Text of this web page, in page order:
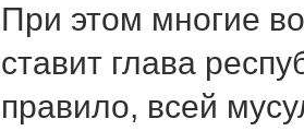
При этом многие
ставит глава
правило, всей